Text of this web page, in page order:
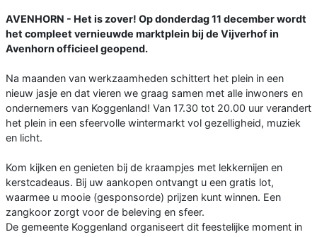
AVENHORN - Het is zover! Op donderdag 11 december wordt
het compleet vernieuwde marktplein bij de Vijverhof in
Avenhorn officieel geopend.
Na maanden van werkzaamheden schittert het plein in een
nieuw jasje en dat vieren we graag samen met alle inwoners en
ondernemers van Koggenland! Van 17.30 tot 20.00 uur verandert
het plein in een sfeervolle wintermarkt vol gezelligheid, muziek
en licht.
Kom kijken en genieten bij de kraampjes met lekkernijen en
kerstcadeaus. Bij uw aankopen ontvangt u een gratis lot,
waarmee u mooie (gesponsorde) prijzen kunt winnen. Een
zangkoor zorgt voor de beleving en sfeer.
De gemeente Koggenland organiseert dit feestelijke moment in